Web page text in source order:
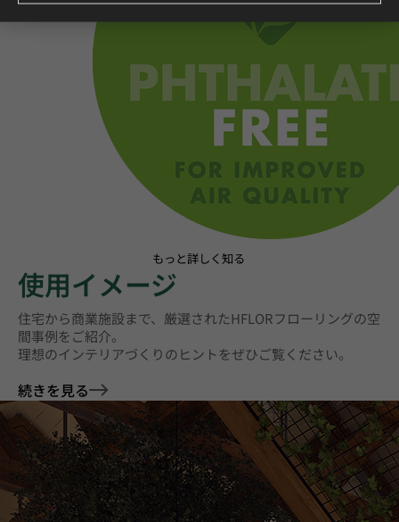
もっと詳しく知る
使用イメージ
住宅から商業施設まで、厳選されたHFLORフローリングの空
間事例をご紹介。
理想のインテリアづくりのヒントをぜひご覧ください。
続きを見る